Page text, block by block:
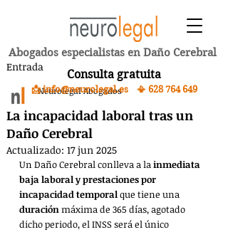
Abogados especialistas en Daño Cerebral
Consulta gratuita
📩 info@neurolegal.es 📳 628 764 649
Entrada
La incapacidad laboral tras un
Daño Cerebral
Neurolegal Abogados
Actualizado: 17 jun 2025
Un Daño Cerebral conlleva a la inmediata
baja laboral y prestaciones por
incapacidad temporal que tiene una
duración máxima de 365 días, agotado
dicho periodo, el INSS será el único